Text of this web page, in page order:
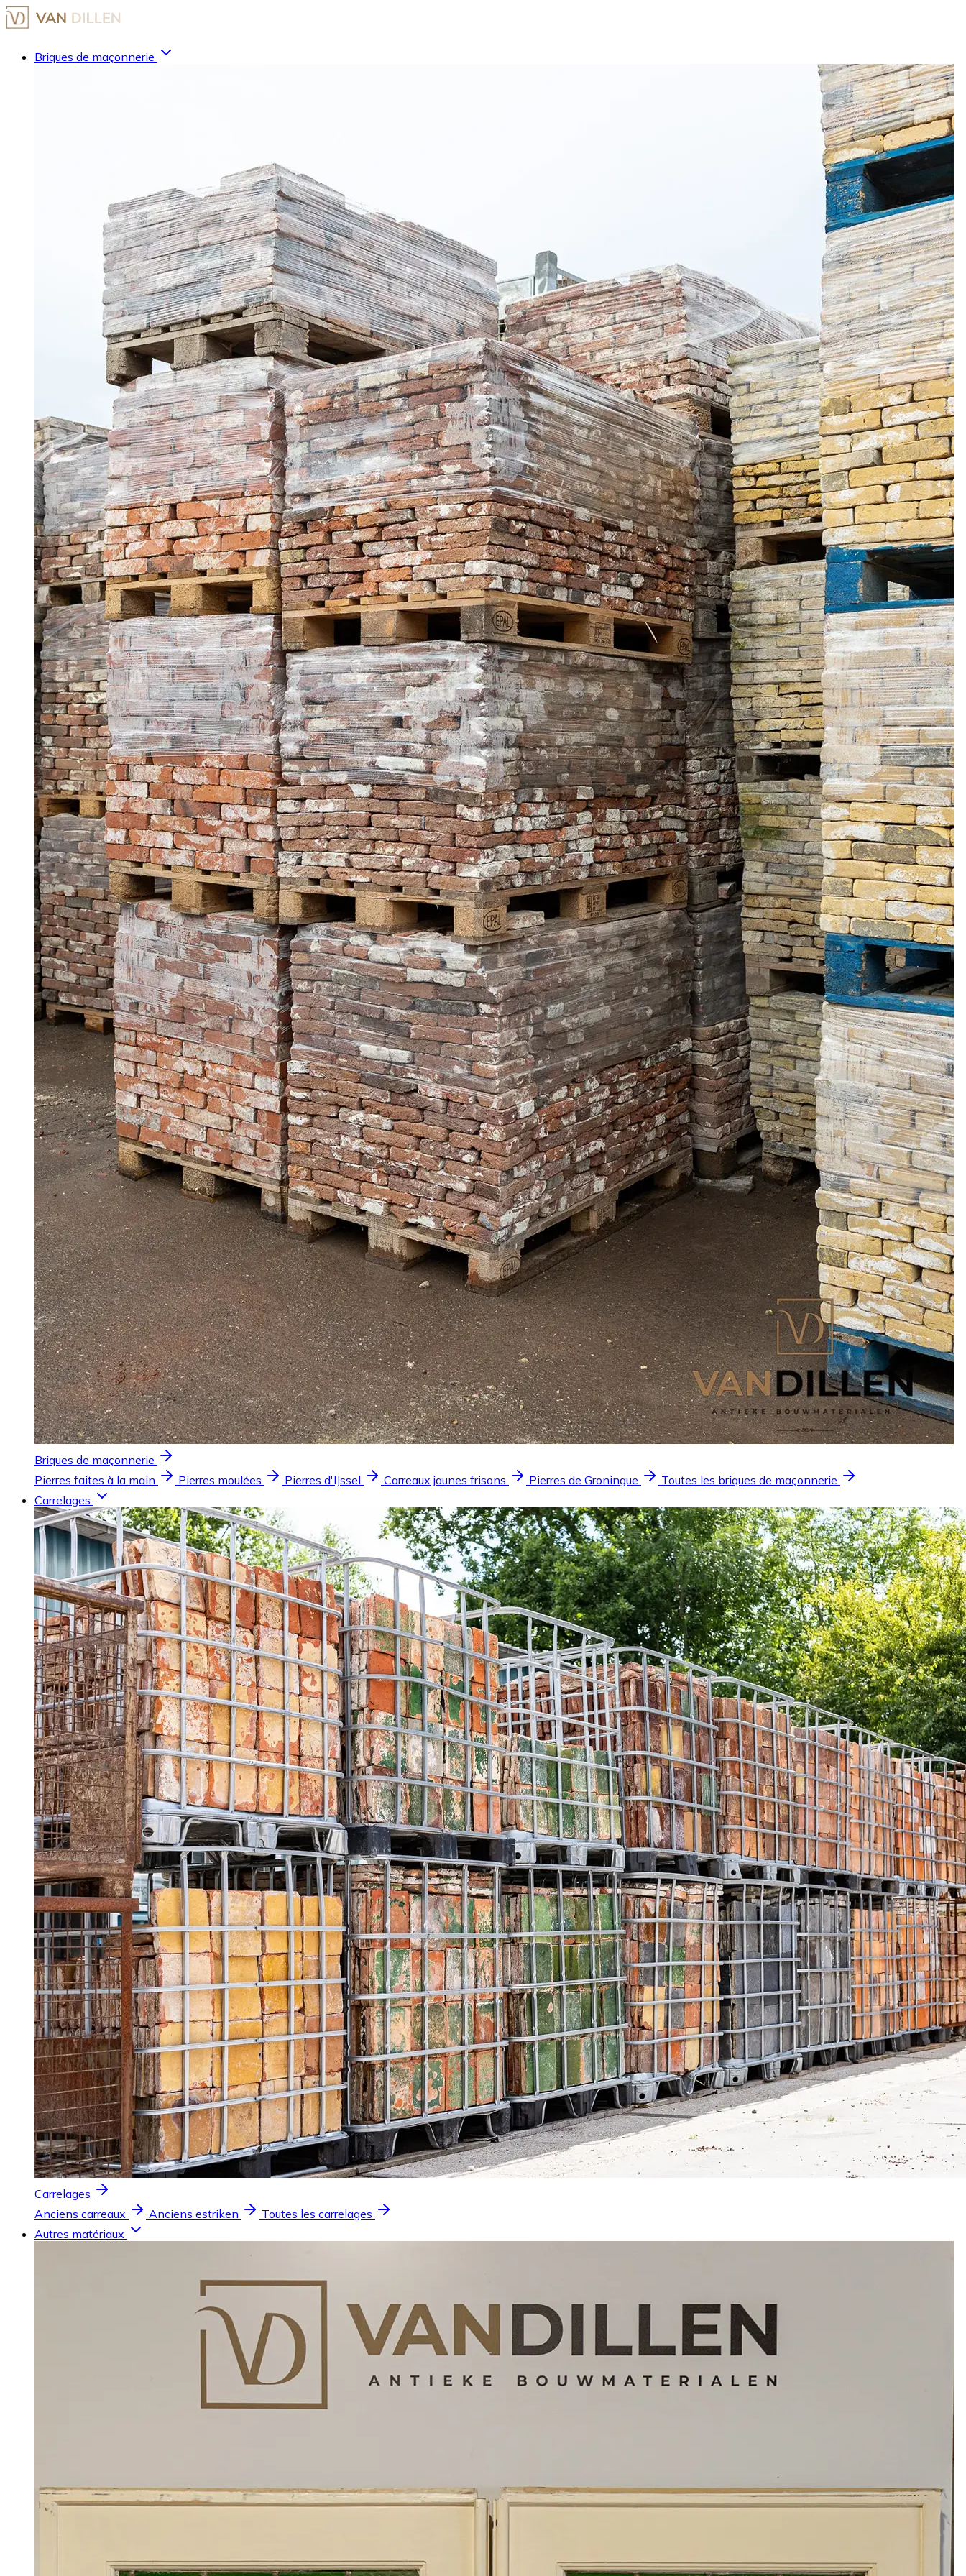
Briques de maçonnerie
Briques de maçonnerie
Pierres faites à la main
Pierres moulées Pierres d'IJssel Carreaux jaunes frisons Pierres de Groningue
Toutes les briques de maçonnerie
Carrelages
Carrelages
Anciens carreaux
Anciens estriken
Toutes les carrelages
Autres matériaux